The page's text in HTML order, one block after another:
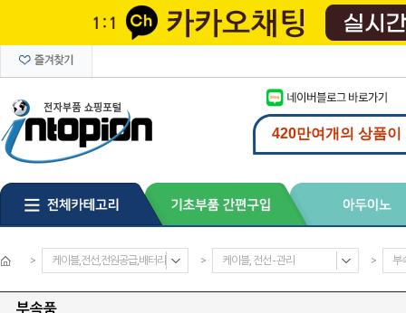
> 케이블,전선,전원공급,배터리 > 케이블, 전선 - 관리 > 부
부속품